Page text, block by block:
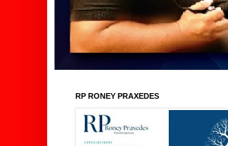
RP RONEY PRAXEDES